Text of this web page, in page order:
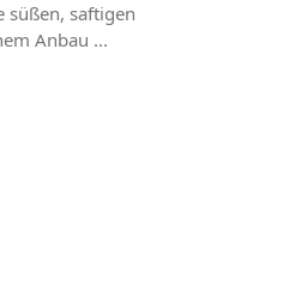
süßen, saftigen
Anbau